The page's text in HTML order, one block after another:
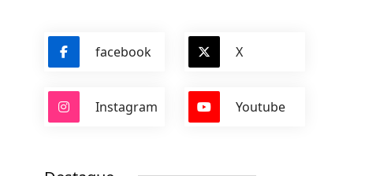
facebook X
Instagram Youtube